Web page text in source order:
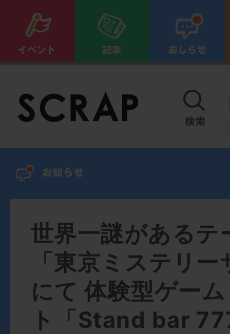
世界一謎があるテ
「東京ミステリ
にて 体験型ゲー
ト「Stand bar